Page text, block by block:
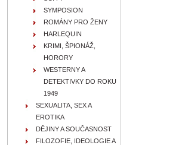
SYMPOSION
ROMÁNY PRO ŽENY
HARLEQUIN
KRIMI, ŠPIONÁŽ,
HORORY
WESTERNY A
DETEKTIVKY DO ROKU
1949
SEXUALITA, SEX A
EROTIKA
DĚJINY A SOUČASNOST
FILOZOFIE, IDEOLOGIE A